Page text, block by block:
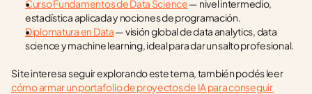
Curso Fundamentos de Data Science — nivel intermedio,
estadística aplicada y nociones de programación.
Diplomatura en Data — visión global de data analytics, data
science y machine learning, ideal para dar un salto profesional.
Si te interesa seguir explorando este tema, también podés leer
cómo armar un portafolio de proyectos de IA para conseguir